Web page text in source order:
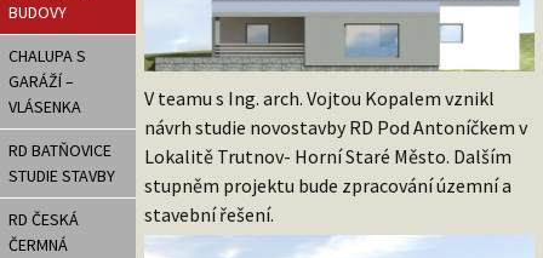
BUDOVY
CHALUPA S
GARÁŽÍ –
VLÁSENKA
RD BATŇOVICE
STUDIE STAVBY
RD ČESKÁ
ČERMNÁ
V teamu s Ing. arch. Vojtou Kopalem vznikl
návrh studie novostavby RD Pod Antoníčkem v
Lokalitě Trutnov- Horní Staré Město. Dalším
stupněm projektu bude zpracování územní a
stavební řešení.